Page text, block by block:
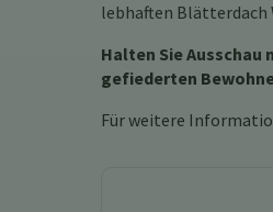
lebhaften Blätterdach
Halten Sie
gefiederten
Für weitere